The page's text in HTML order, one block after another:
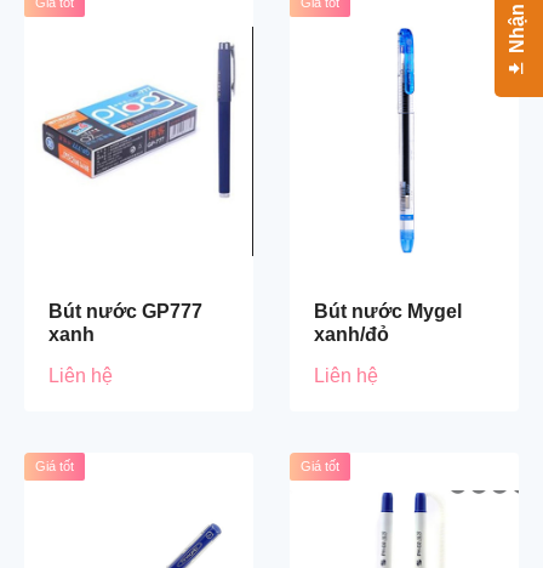
Bút nước GP777
xanh
Liên hệ
Bút nước Mygel
xanh/đỏ
Liên hệ
Giá tốt Giá tốt